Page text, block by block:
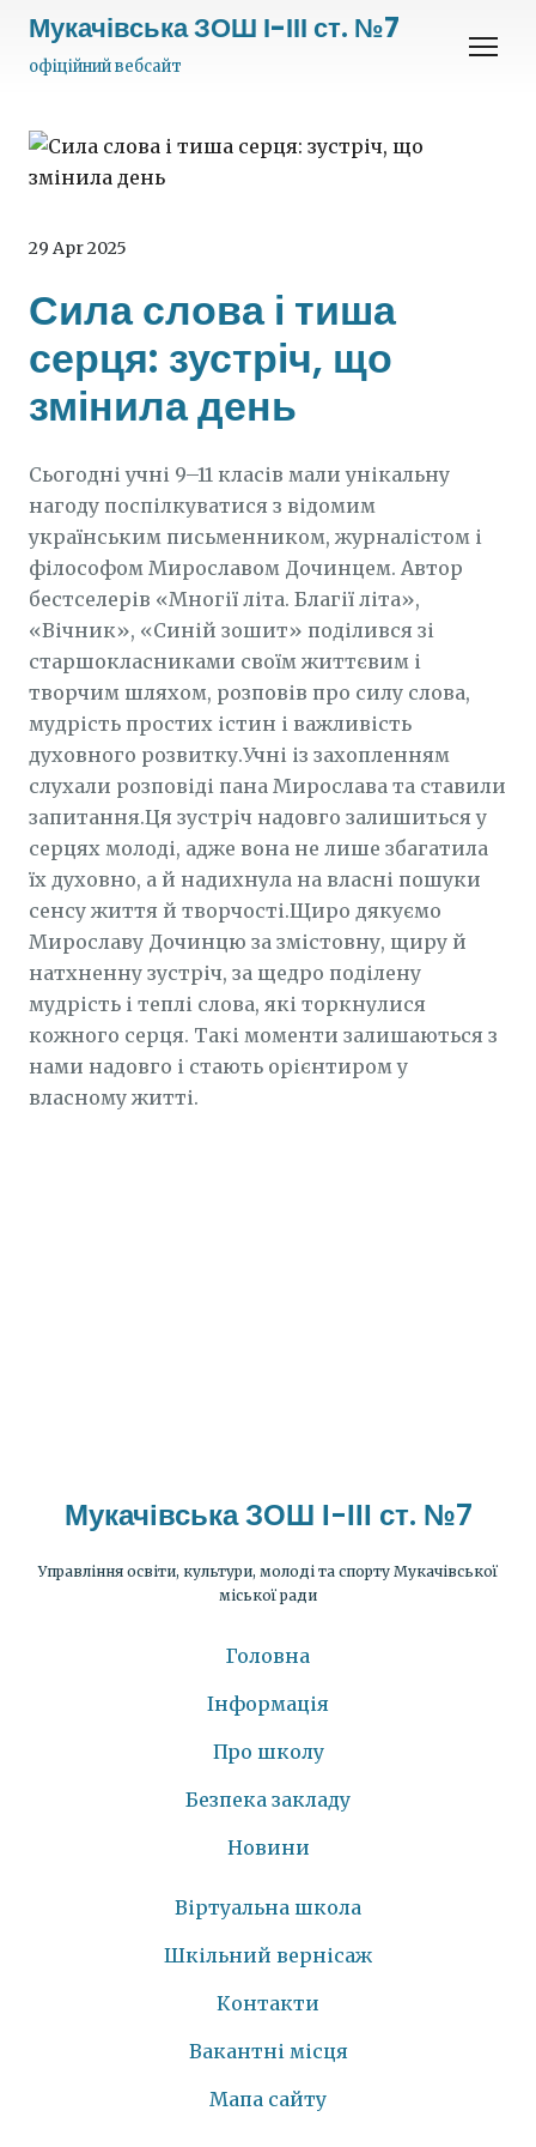
Мукачівська ЗОШ І-ІІІ ст. №7
офіційний вебсайт
29 Apr 2025
Сила слова і тиша
серця: зустріч, що
змінила день
Сьогодні учні 9–11 класів мали унікальну
нагоду поспілкуватися з відомим
українським письменником, журналістом і
філософом Мирославом Дочинцем. Автор
бестселерів «Многії літа. Благії літа»,
«Вічник», «Синій зошит» поділився зі
старшокласниками своїм життєвим і
творчим шляхом, розповів про силу слова,
мудрість простих істин і важливість
духовного розвитку.Учні із захопленням
слухали розповіді пана Мирослава та ставили
запитання.Ця зустріч надовго залишиться у
серцях молоді, адже вона не лише збагатила
їх духовно, а й надихнула на власні пошуки
сенсу життя й творчості.Щиро дякуємо
Мирославу Дочинцю за змістовну, щиру й
натхненну зустріч, за щедро поділену
мудрість і теплі слова, які торкнулися
кожного серця. Такі моменти залишаються з
нами надовго і стають орієнтиром у
власному житті.
Мукачівська ЗОШ І-ІІІ ст. №7
Управління освіти, культури, молоді та спорту Мукачівської
міської ради
Головна
Інформація
Про школу
Безпека закладу
Новини
Віртуальна школа
Шкільний вернісаж
Контакти
Вакантні місця
Мапа сайту